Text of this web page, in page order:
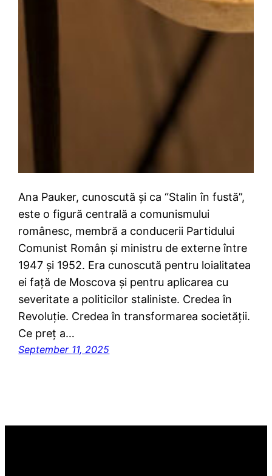
Ana Pauker, cunoscută și ca “Stalin în fustă”,
este o figură centrală a comunismului
românesc, membră a conducerii Partidului
Comunist Român și ministru de externe între
1947 și 1952. Era cunoscută pentru loialitatea
ei față de Moscova și pentru aplicarea cu
severitate a politicilor staliniste. Credea în
Revoluție. Credea în transformarea societății.
Ce preț a…
September 11, 2025